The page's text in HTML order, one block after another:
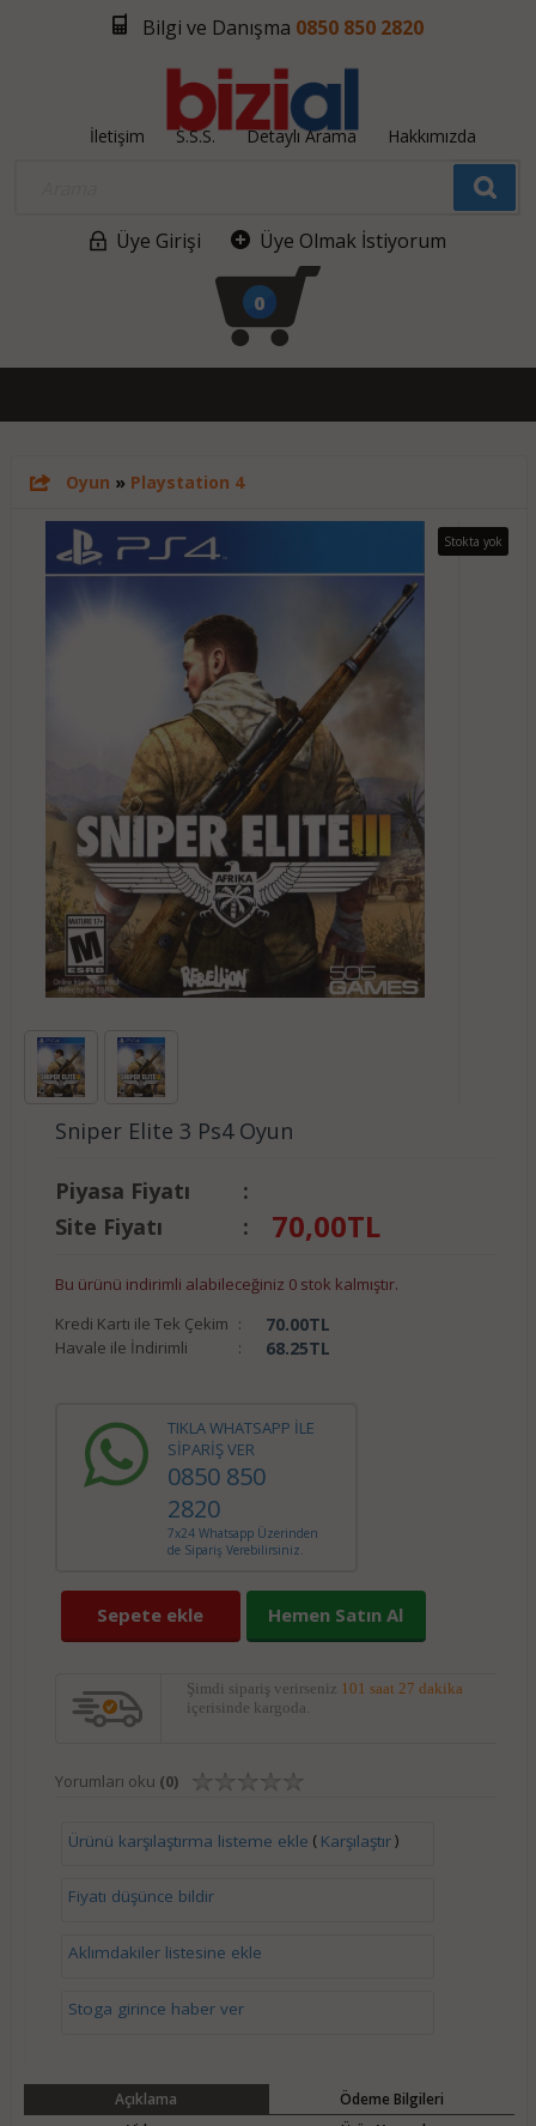
Bilgi ve Danışma 0850 850 2820
İletişim S.S.S. Detaylı Arama Hakkımızda
Üye Girişi Üye Olmak İstiyorum
0
Oyun » Playstation 4
Stokta yok
Sniper Elite 3 Ps4 Oyun
Piyasa Fiyatı
:
Site Fiyatı
: 70,00TL
Bu ürünü indirimli alabileceğiniz 0 stok kalmıştır.
Kredi Kartı ile Tek Çekim : 70.00TL
Havale ile İndirimli : 68.25TL
TIKLA WHATSAPP İLE
SİPARİŞ VER
0850 850
2820
7x24 Whatsapp Üzerinden
de Sipariş Verebilirsiniz.
Sepete ekle Hemen Satın Al
Şimdi sipariş verirseniz 101 saat 27 dakika
içerisinde kargoda.
Yorumları oku (0)
Ürünü karşılaştırma listeme ekle ( Karşılaştır)
Fiyatı düşünce bildir
Aklımdakiler listesine ekle
Stoga girince haber ver
Açıklama
Ödeme Bilgileri